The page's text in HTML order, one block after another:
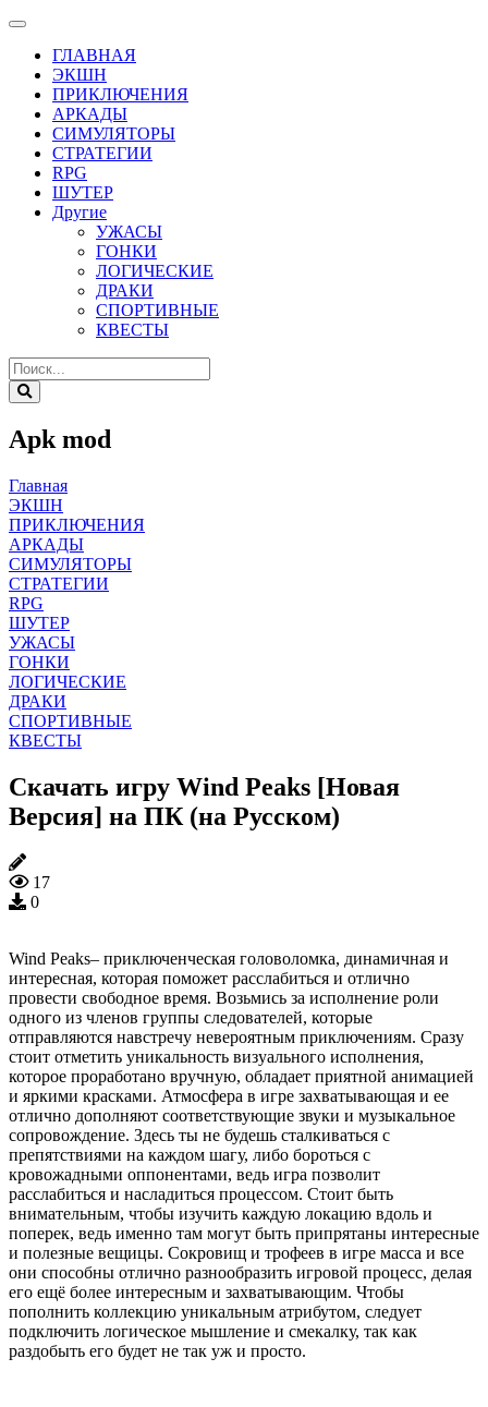
ГЛАВНАЯ
ЭКШН
ПРИКЛЮЧЕНИЯ
АРКАДЫ
СИМУЛЯТОРЫ
СТРАТЕГИИ
RPG
ШУТЕР
Другие
УЖАСЫ
ГОНКИ
ЛОГИЧЕСКИЕ
ДРАКИ
СПОРТИВНЫЕ
КВЕСТЫ
Apk mod
Главная
ЭКШН
ПРИКЛЮЧЕНИЯ
АРКАДЫ
СИМУЛЯТОРЫ
СТРАТЕГИИ
RPG
ШУТЕР
УЖАСЫ
ГОНКИ
ЛОГИЧЕСКИЕ
ДРАКИ
СПОРТИВНЫЕ
КВЕСТЫ
Скачать игру Wind Peaks [Новая
Версия] на ПК (на Русском)
17
0
Wind Peaks– приключенческая головоломка, динамичная и
интересная, которая поможет расслабиться и отлично
провести свободное время. Возьмись за исполнение роли
одного из членов группы следователей, которые
отправляются навстречу невероятным приключениям. Сразу
стоит отметить уникальность визуального исполнения,
которое проработано вручную, обладает приятной анимацией
и яркими красками. Атмосфера в игре захватывающая и ее
отлично дополняют соответствующие звуки и музыкальное
сопровождение. Здесь ты не будешь сталкиваться с
препятствиями на каждом шагу, либо бороться с
кровожадными оппонентами, ведь игра позволит
расслабиться и насладиться процессом. Стоит быть
внимательным, чтобы изучить каждую локацию вдоль и
поперек, ведь именно там могут быть припрятаны интересные
и полезные вещицы. Сокровищ и трофеев в игре масса и все
они способны отлично разнообразить игровой процесс, делая
его ещё более интересным и захватывающим. Чтобы
пополнить коллекцию уникальным атрибутом, следует
подключить логическое мышление и смекалку, так как
раздобыть его будет не так уж и просто.